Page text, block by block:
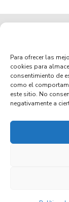
Para ofrecer las
cookies para
consentimiento de
como el
este sitio. No
negativamente a
Copyright © 2021 -